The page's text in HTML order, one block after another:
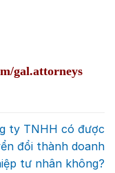
gal.attorneys
ty TNHH có được
đổi thành doanh
tư nhân không?